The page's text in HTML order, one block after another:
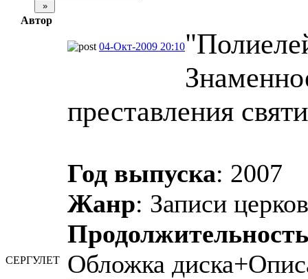
Автор
СЕРГУЛЕТ
04-Окт-2009 20:10
преставления
Год выпуска: 2007
Жанр: Записи
Продолжительность
Обложка